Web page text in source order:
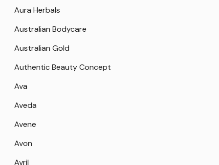
Aura Herbals
Australian Bodycare
Australian Gold
Authentic Beauty Concept
Ava
Aveda
Avene
Avon
Avril